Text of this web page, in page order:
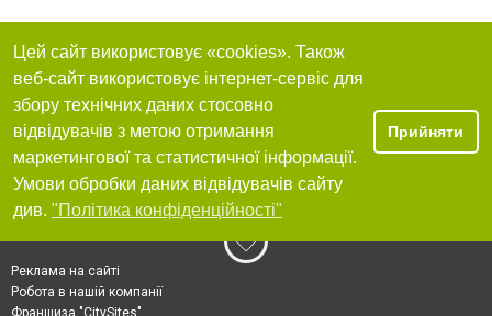
Цей сайт використовує «cookies». Також
веб-сайт використовує інтернет-сервіс для
збору технічних даних стосовно
відвідувачів з метою отримання
маркетингової та статистичної інформації.
Умови обробки даних відвідувачів сайту
див. "Політика конфіденційності"
Прийняти
Реклама на сайті
Робота в нашій компанії
Франшиза "CitySites"